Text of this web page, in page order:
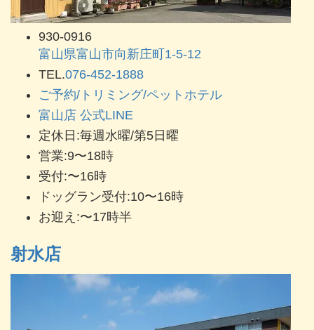
930-0916
富山県富山市向新庄町1-5-12
TEL.076-452-1888
ご予約/トリミング/ペットホテル
富山店 公式LINE
定休日:毎週水曜/第5日曜
営業:9〜18時
受付:〜16時
ドッグラン受付:10〜16時
お迎え:〜17時半
射水店